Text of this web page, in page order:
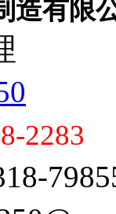
造有限
2283